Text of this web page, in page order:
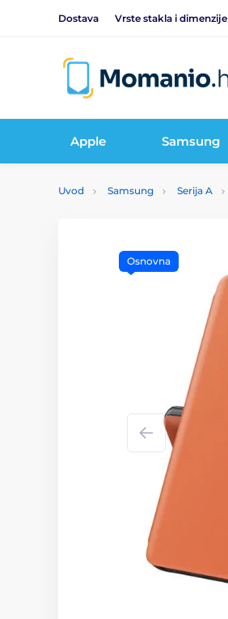
Dostava Vrste stakla i dimenzije
Apple Samsung
Uvod Samsung Serija A
Osnovna